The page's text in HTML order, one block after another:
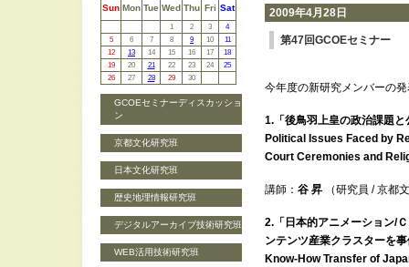
Sun Mon Tue Wed Thu Fri Sat
1 2 3
4
5
6 7 8 9 10
11
12
13 14 15 16 17
18
19
20 21 22 23 24
25
26
27 28 29 30
GCOEセミナーディスカッショ
ン
京都文化研究班
日本文化研究班
歴史地理情報研究班
デジタルアーカイブ技術研究班
WEB活用技術研究班
2009年4月28日
第47回GCOEセミナー
今年度の新研究メンバーの
1.「後鳥羽上皇の政治課題
Political Issues Faced by
Court Ceremonies and
講師： 谷 昇 （研究員 / 京都
2.「日本的アニメーション/
ンテンツ産業クラスターを
Know-How Transfer of